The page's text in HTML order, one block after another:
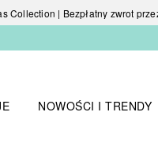
Collection | Bezpłatny zwrot
NOWOŚCI I TRENDY